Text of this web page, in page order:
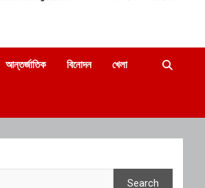
আন্তর্জাতিক বিনোদন খেলা
Search